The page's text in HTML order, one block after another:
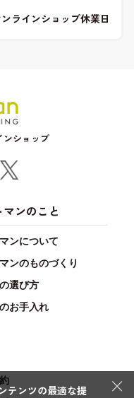
ラインショップ休業日
ンショップ
ンのこと
ンについて
ンのものづくり
選び方
お手入れ
×
テンツの最適な提